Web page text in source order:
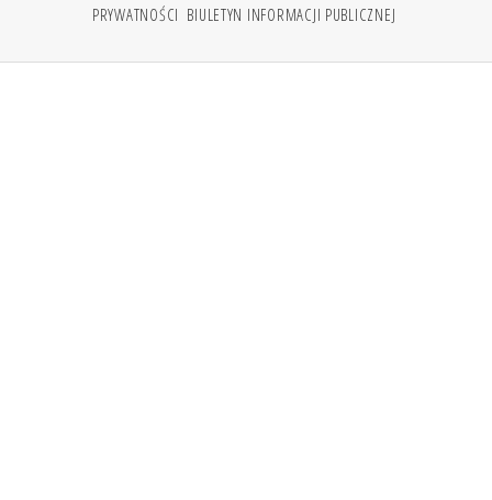
PRYWATNOŚCI BIULETYN INFORMACJI PUBLICZNEJ